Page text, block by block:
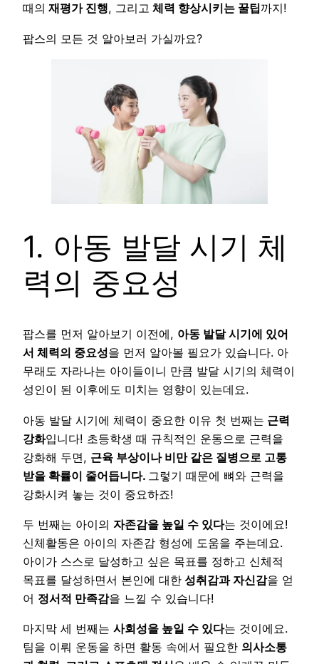
때의 재평가 진행, 그리고 체력 향상시키는 꿀팁까지!
팝스의 모든 것 알아보러 가실까요?
1. 아동 발달 시기 체
력의 중요성
팝스를 먼저 알아보기 이전에, 아동 발달 시기에 있어
서 체력의 중요성을 먼저 알아볼 필요가 있습니다. 아
무래도 자라나는 아이들이니 만큼 발달 시기의 체력이
성인이 된 이후에도 미치는 영향이 있는데요.
아동 발달 시기에 체력이 중요한 이유 첫 번째는 근력
강화입니다! 초등학생 때 규칙적인 운동으로 근력을
강화해 두면, 근육 부상이나 비만 같은 질병으로 고통
받을 확률이 줄어듭니다. 그렇기 때문에 뼈와 근력을
강화시켜 놓는 것이 중요하죠!
두 번째는 아이의 자존감을 높일 수 있다는 것이에요!
신체활동은 아이의 자존감 형성에 도움을 주는데요.
아이가 스스로 달성하고 싶은 목표를 정하고 신체적
목표를 달성하면서 본인에 대한 성취감과 자신감을 얻
어 정서적 만족감을 느낄 수 있습니다!
마지막 세 번째는 사회성을 높일 수 있다는 것이에요.
팀을 이뤄 운동을 하면 활동 속에서 필요한 의사소통